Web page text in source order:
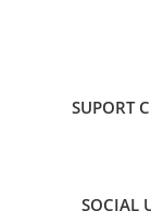
Prize,
Stechere
Corpuri si surse
SUPORT
SOCIAL